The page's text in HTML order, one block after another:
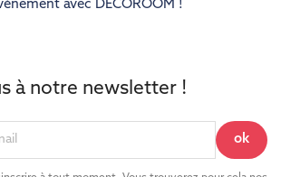
avec DECOROOM !
à notre newsletter !